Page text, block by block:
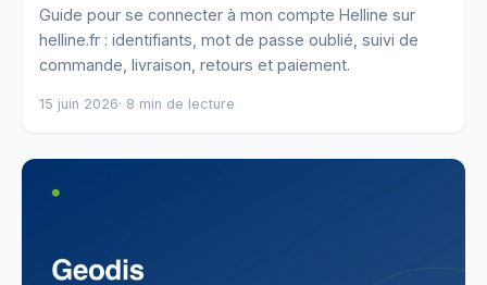
Guide pour se connecter à mon compte Helline sur
helline.fr : identifiants, mot de passe oublié, suivi de
commande, livraison, retours et paiement.
15 juin 2026· 8 min de lecture